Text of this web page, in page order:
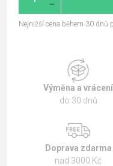
Nejnižší cena během 30 dnů
Výměna a vrácení
do 30 dnů
Doprava zdarma
nad 3000 Kč